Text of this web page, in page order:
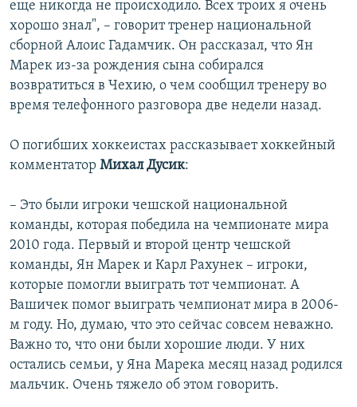
еще никогда не происходило. Всех троих я очень
хорошо знал", – говорит тренер национальной
сборной Алоис Гадамчик. Он рассказал, что Ян
Марек из-за рождения сына собирался
возвратиться в Чехию, о чем сообщил тренеру во
время телефонного разговора две недели назад.
О погибших хоккеистах рассказывает хоккейный
комментатор Михал Дусик:
– Это были игроки чешской национальной
команды, которая победила на чемпионате мира
2010 года. Первый и второй центр чешской
команды, Ян Марек и Карл Рахунек – игроки,
которые помогли выиграть тот чемпионат. А
Вашичек помог выиграть чемпионат мира в 2006-
м году. Но, думаю, что это сейчас совсем неважно.
Важно то, что они были хорошие люди. У них
остались семьи, у Яна Марека месяц назад родился
мальчик. Очень тяжело об этом говорить.